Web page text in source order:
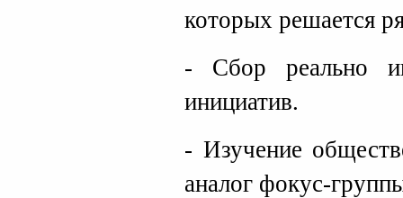
которых решается
- Сбор реально
инициатив.
- Изучение
аналог фокус-